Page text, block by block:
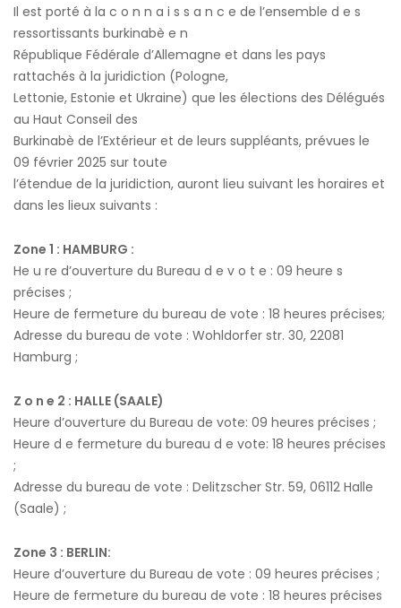
Il est porté à la c o n n a i s s a n c e de l’ensemble d e s
ressortissants burkinabè e n
République Fédérale d’Allemagne et dans les pays
rattachés à la juridiction (Pologne,
Lettonie, Estonie et Ukraine) que les élections des Délégués
au Haut Conseil des
Burkinabè de l’Extérieur et de leurs suppléants, prévues le
09 février 2025 sur toute
l’étendue de la juridiction, auront lieu suivant les horaires et
dans les lieux suivants :
Zone 1 : HAMBURG :
He u re d’ouverture du Bureau d e v o t e : 09 heure s
précises ;
Heure de fermeture du bureau de vote : 18 heures précises;
Adresse du bureau de vote : Wohldorfer str. 30, 22081
Hamburg ;
Z o n e 2 : HALLE (SAALE)
Heure d’ouverture du Bureau de vote: 09 heures précises ;
Heure d e fermeture du bureau d e vote: 18 heures précises
;
Adresse du bureau de vote : Delitzscher Str. 59, 06112 Halle
(Saale) ;
Zone 3 : BERLIN:
Heure d’ouverture du Bureau de vote : 09 heures précises ;
Heure de fermeture du bureau de vote : 18 heures précises